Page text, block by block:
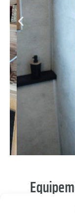
Prises USB